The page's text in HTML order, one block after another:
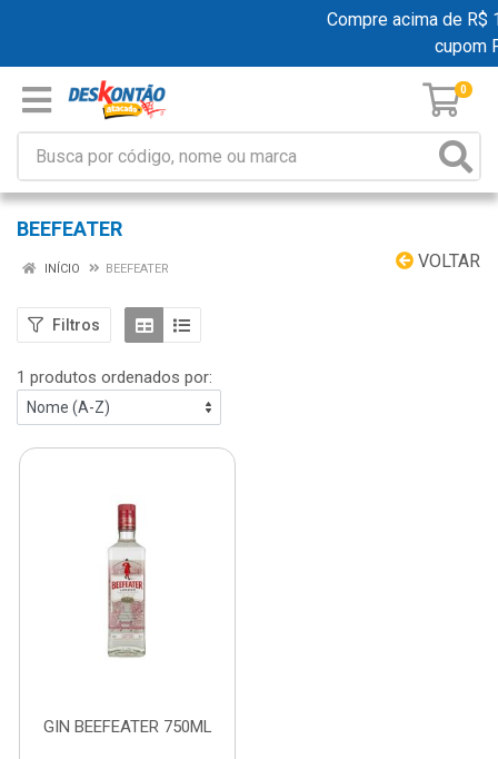
Compre acima de R$
cupom
0
BEEFEATER
VOLTAR
INÍCIO BEEFEATER
Filtros
1 produtos ordenados por:
GIN BEEFEATER 750ML